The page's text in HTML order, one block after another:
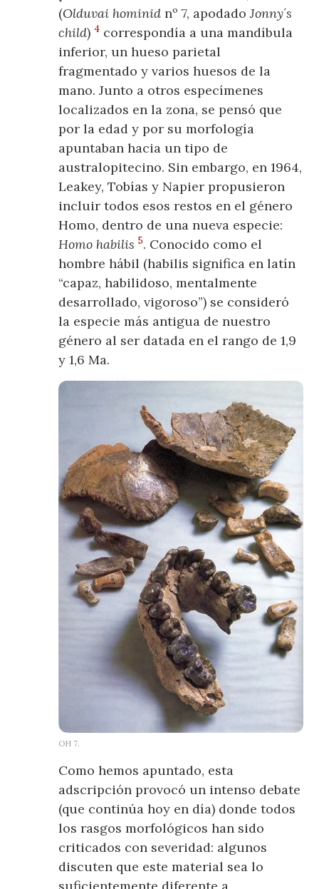
(Olduvai hominid nº 7, apodadoJonny´s
child)4 correspondía a una mandíbula
inferior, un hueso parietal
fragmentado y varios huesos de la
mano. Junto a otros especímenes
localizados en la zona, se pensó que
por la edad y por su morfología
apuntaban hacia un tipo de
australopitecino. Sin embargo, en 1964,
Leakey, Tobías y Napier propusieron
incluir todos esos restos en el género
Homo, dentro de una nueva especie:
Homo habilis 5. Conocido como el
hombre hábil (habilis significa en latín
“capaz, habilidoso, mentalmente
desarrollado, vigoroso”) se consideró
la especie más antigua de nuestro
género al ser datada en el rango de 1,9
y 1,6 Ma.
OH 7.
Como hemos apuntado, esta
adscripción provocó un intenso debate
(que continúa hoy en día) donde todos
los rasgos morfológicos han sido
criticados con severidad: algunos
discuten que este material sea lo
suficientemente diferente a